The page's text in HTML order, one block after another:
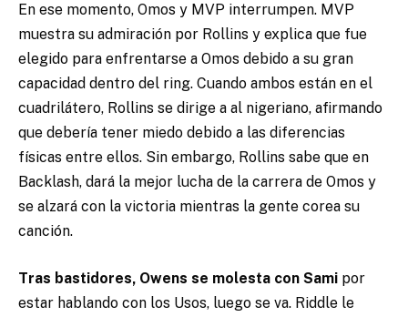
En ese momento, Omos y MVP interrumpen. MVP
muestra su admiración por Rollins y explica que fue
elegido para enfrentarse a Omos debido a su gran
capacidad dentro del ring. Cuando ambos están en el
cuadrilátero, Rollins se dirige a al nigeriano, afirmando
que debería tener miedo debido a las diferencias
físicas entre ellos. Sin embargo, Rollins sabe que en
Backlash, dará la mejor lucha de la carrera de Omos y
se alzará con la victoria mientras la gente corea su
canción.
Tras bastidores, Owens se molesta con Sami por
estar hablando con los Usos, luego se va. Riddle le